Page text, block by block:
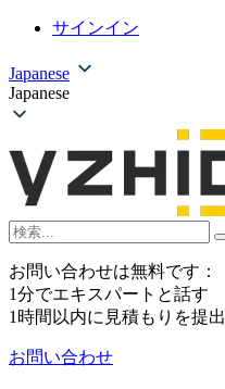
サインイン
Japanese
Japanese
お問い合わせは無料です：
1分でエキスパートと話す
1時間以内に見積もりを提出
お問い合わせ